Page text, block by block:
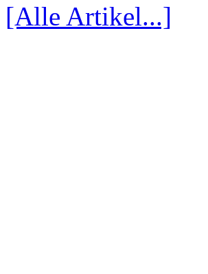
[Alle Artikel...]